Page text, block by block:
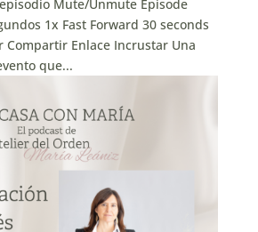
Mute/Unmute Episode
1x Fast Forward 30 seconds
Compartir Enlace Incrustar Una
que...